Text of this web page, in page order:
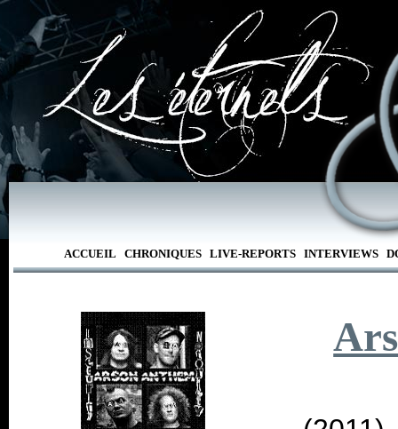
ACCUEIL CHRONIQUES LIVE-REPORTS INTERVIEWS